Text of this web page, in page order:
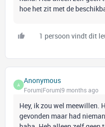
hoe het zit met de
1 persoon vindt dit
A Anonymous
Forum|Forum|9 months ago
Hey, ik zou wel meewillen.
gevonden maar had